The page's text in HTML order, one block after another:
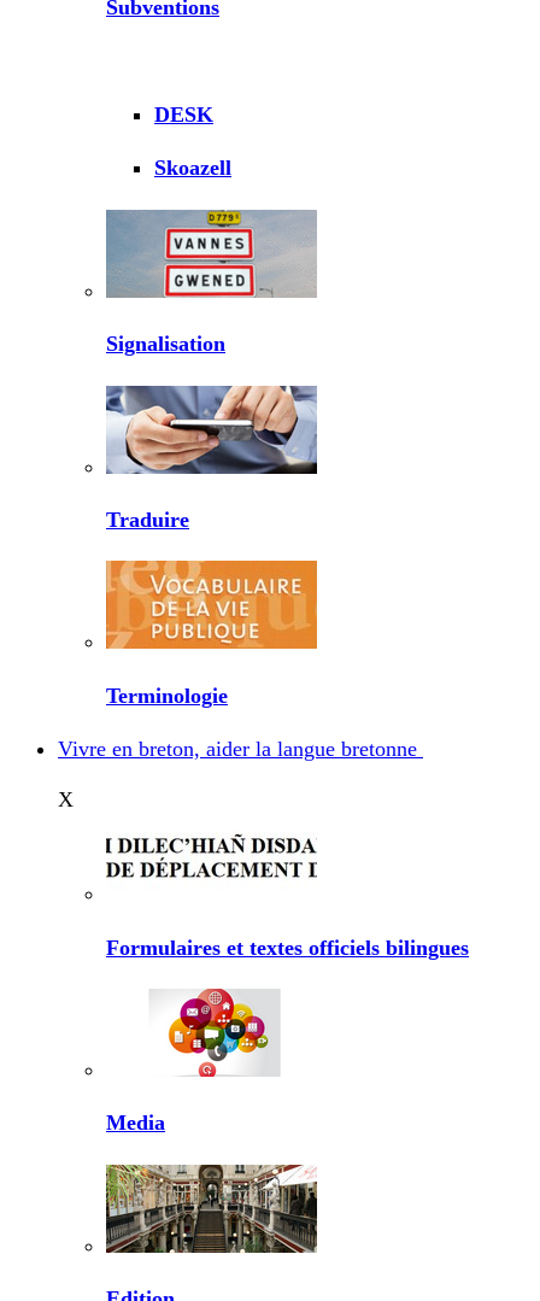
Subventions
DESK
Skoazell
Signalisation
Traduire
Terminologie
Vivre en breton, aider la langue bretonne
X
Formulaires et textes officiels bilingues
Media